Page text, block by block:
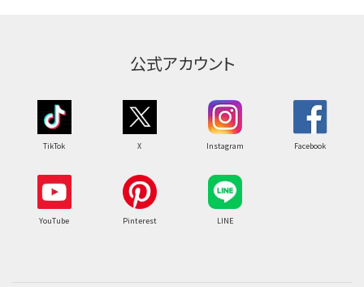
公式アカウント
TikTok X Instagram Facebook
YouTube Pinterest LINE